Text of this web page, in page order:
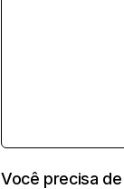
Você precisa